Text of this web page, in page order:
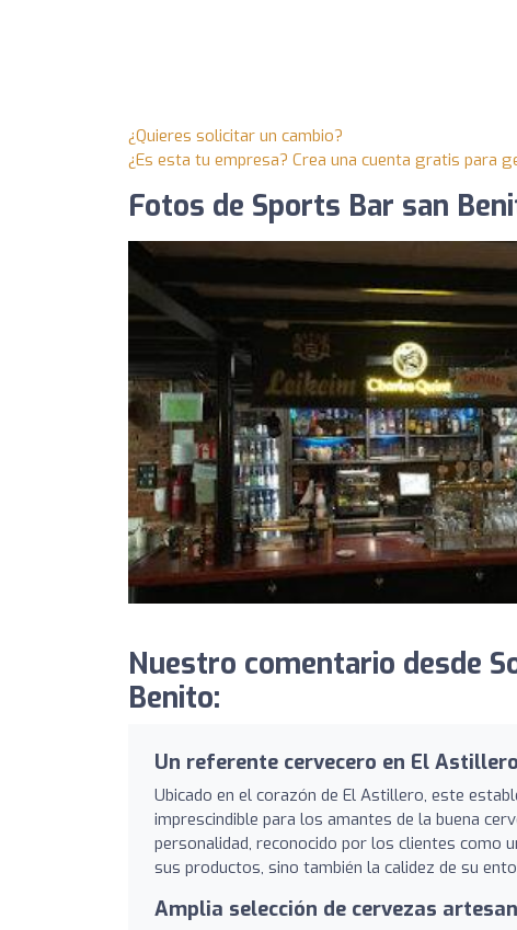
¿Quieres solicitar un cambio?
¿Es esta tu empresa? Crea una cuenta gratis para
Fotos de Sports Bar san
Nuestro comentario desde
Benito:
Un referente cervecero en El Astillero
Ubicado en el corazón de El Astillero, este
imprescindible para los amantes de la buena
personalidad, reconocido por los clientes como
sus productos, sino también la calidez de su
Amplia selección de cervezas